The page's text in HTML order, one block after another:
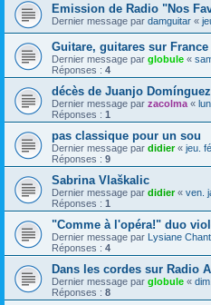
Emission de Radio "Nos
Dernier message par damguitar «
Guitare, guitares sur
Dernier message par globule «
Réponses : 4
décès de Juanjo Domínguez
Dernier message par zacolma «
Réponses : 1
pas classique pour un sou
Dernier message par didier« jeu.
Réponses : 9
Sabrina Vlaškalic
Dernier message par didier« ven.
Réponses : 1
"Comme à l'opéra!" duo
Dernier message par Lysiane
Réponses : 4
Dans les cordes sur Radio
Dernier message par globule «
Réponses : 8